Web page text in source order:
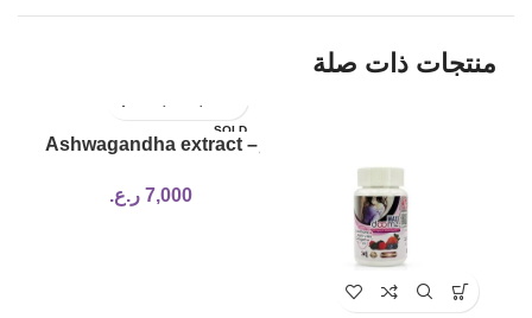
منتجات ذات صلة
SOLD
OUT
ِAshwagandha extract –
7,000 ر.ع.